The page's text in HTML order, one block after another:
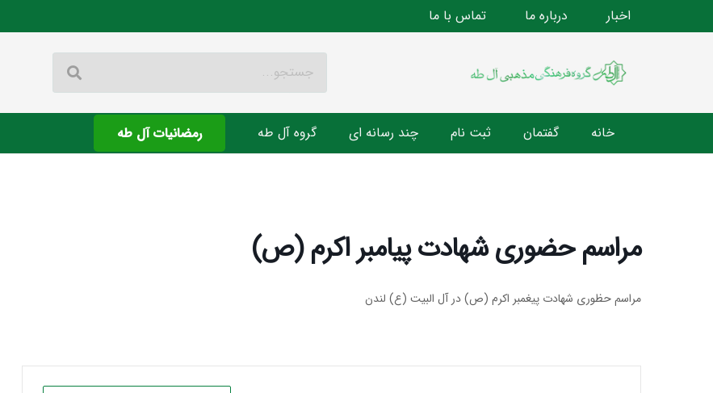
اخبار درباره ما تماس با ما
خانه گفتمان ثبت نام چند رسانه ای گروه آل طه رمضانیات آل طه
مراسم حضوری شهادت پیامبر اکرم (ص)
مراسم حظوری شهادت پیغمبر اکرم (ص) در آل البیت (ع) لندن